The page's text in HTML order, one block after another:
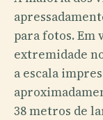
para fotos. Em
extremidade
a escala
38 metros de